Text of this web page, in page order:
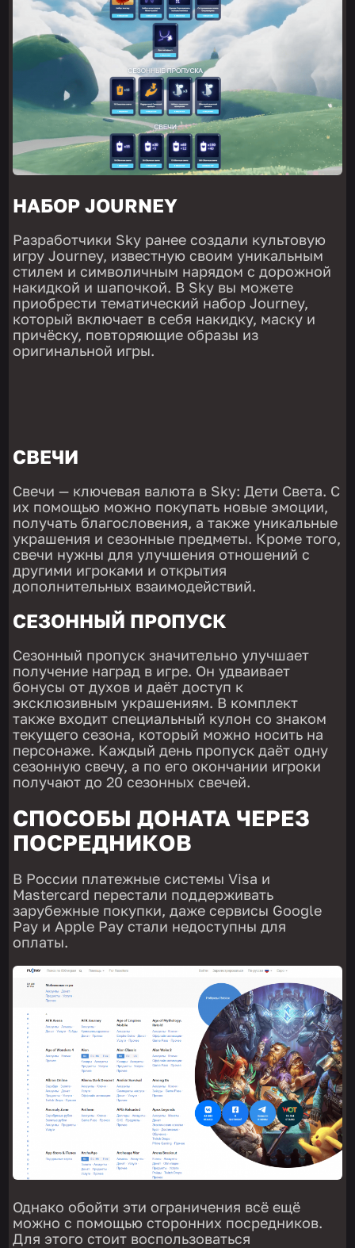
НАБОР JOURNEY
Разработчики Sky ранее создали культовую
игру Journey, известную своим уникальным
стилем и символичным нарядом с дорожной
накидкой и шапочкой. В Sky вы можете
приобрести тематический набор Journey,
который включает в себя накидку, маску и
причёску, повторяющие образы из
оригинальной игры.
СВЕЧИ
Свечи — ключевая валюта в Sky: Дети Света. С
их помощью можно покупать новые эмоции,
получать благословения, а также уникальные
украшения и сезонные предметы. Кроме того,
свечи нужны для улучшения отношений с
другими игроками и открытия
дополнительных взаимодействий.
СЕЗОННЫЙ ПРОПУСК
Сезонный пропуск значительно улучшает
получение наград в игре. Он удваивает
бонусы от духов и даёт доступ к
эксклюзивным украшениям. В комплект
также входит специальный кулон со знаком
текущего сезона, который можно носить на
персонаже. Каждый день пропуск даёт одну
сезонную свечу, а по его окончании игроки
получают до 20 сезонных свечей.
СПОСОБЫ ДОНАТА ЧЕРЕЗ
ПОСРЕДНИКОВ
В России платежные системы Visa и
Mastercard перестали поддерживать
зарубежные покупки, даже сервисы Google
Pay и Apple Pay стали недоступны для
оплаты.
Однако обойти эти ограничения всё ещё
можно с помощью сторонних посредников.
Для этого стоит воспользоваться